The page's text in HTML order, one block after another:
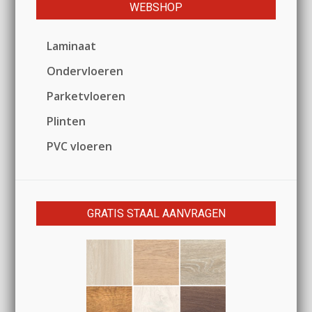
WEBSHOP
Laminaat
Ondervloeren
Parketvloeren
Plinten
PVC vloeren
GRATIS STAAL AANVRAGEN